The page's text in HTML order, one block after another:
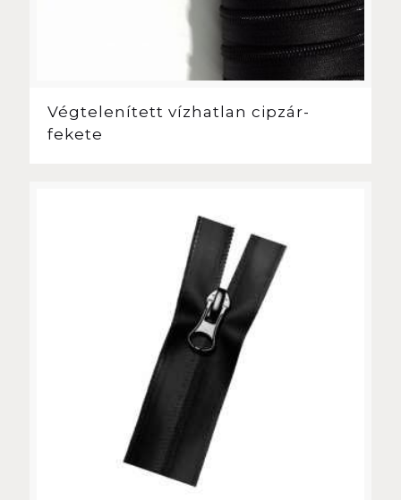
Végtelenített vízhatlan cipzár-
fekete